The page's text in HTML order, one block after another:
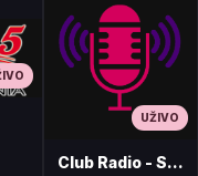
UŽIVO
Club Radio -